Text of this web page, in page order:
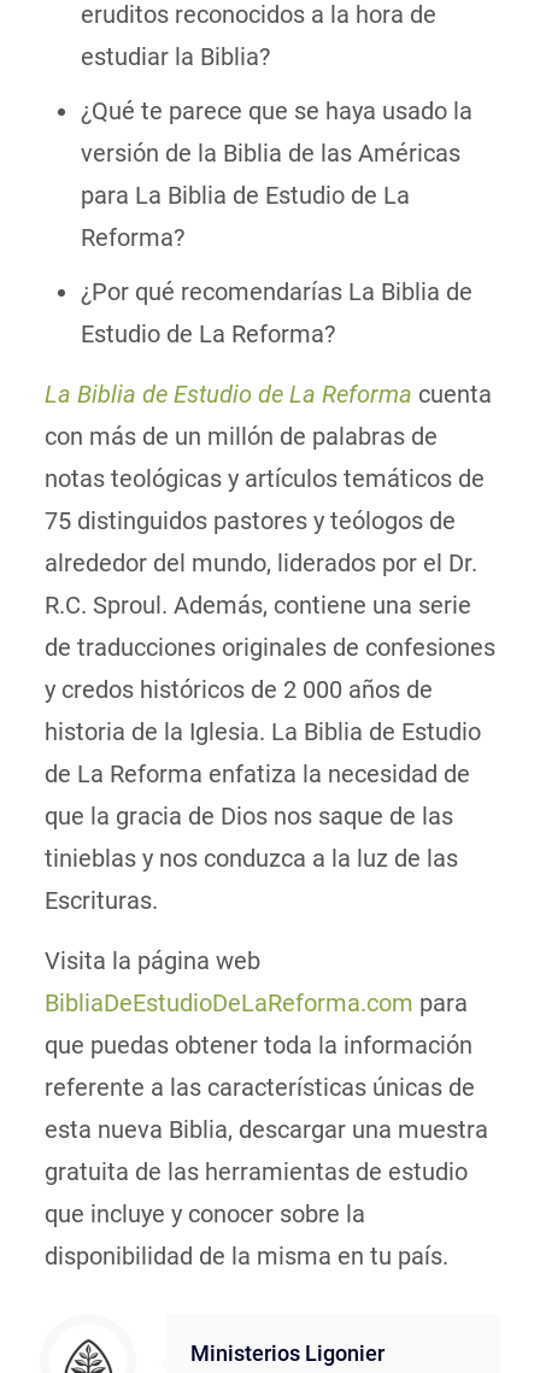
eruditos reconocidos a la hora de
estudiar la Biblia?
¿Qué te parece que se haya usado la
versión de la Biblia de las Américas
para La Biblia de Estudio de La
Reforma?
¿Por qué recomendarías La Biblia de
Estudio de La Reforma?
La Biblia de Estudio de La Reforma cuenta
con más de un millón de palabras de
notas teológicas y artículos temáticos de
75 distinguidos pastores y teólogos de
alrededor del mundo, liderados por el Dr.
R.C. Sproul. Además, contiene una serie
de traducciones originales de confesiones
y credos históricos de 2 000 años de
historia de la Iglesia. La Biblia de Estudio
de La Reforma enfatiza la necesidad de
que la gracia de Dios nos saque de las
tinieblas y nos conduzca a la luz de las
Escrituras.
Visita la página web
BibliaDeEstudioDeLaReforma.com para
que puedas obtener toda la información
referente a las características únicas de
esta nueva Biblia, descargar una muestra
gratuita de las herramientas de estudio
que incluye y conocer sobre la
disponibilidad de la misma en tu país.
Ministerios Ligonier